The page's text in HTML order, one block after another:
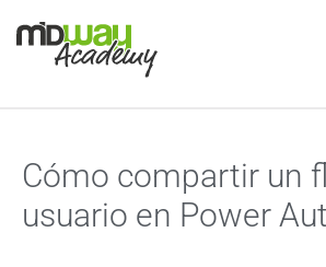
Cómo compartir un
usuario en Power